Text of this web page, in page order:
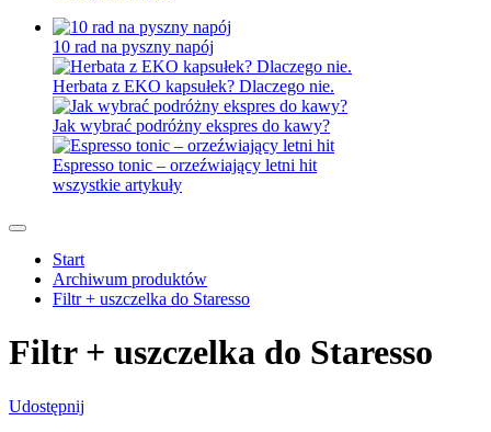
10 rad na pyszny napój
Herbata z EKO kapsułek? Dlaczego nie.
Jak wybrać podróżny ekspres do kawy?
Espresso tonic – orzeźwiający letni hit
wszystkie artykuły
Start
Archiwum produktów
Filtr + uszczelka do Staresso
Filtr + uszczelka do Staresso
Udostępnij